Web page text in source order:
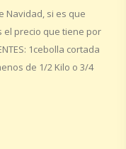
Navidad, si es que
el precio que tiene por
1cebolla cortada
de 1/2 Kilo o 3/4